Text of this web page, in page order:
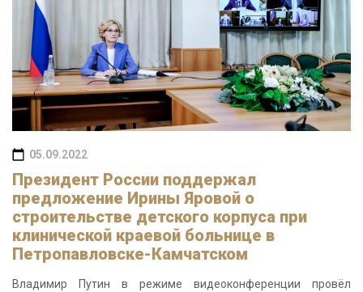
05.09.2022
Президент России поддержал
предложение Ирины Яровой о
строительстве детского корпуса при
клинической краевой больнице в
Петропавловске-Камчатском
Владимир Путин в режиме видеоконференции провёл